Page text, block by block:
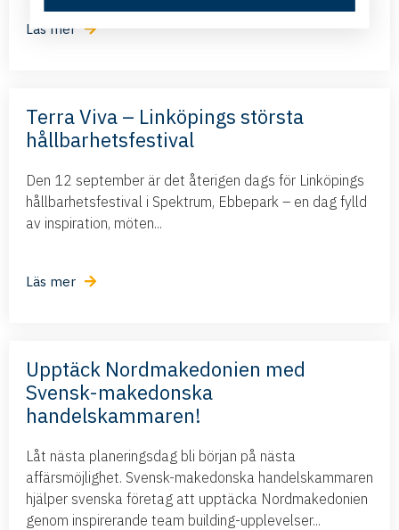
Läs mer
Terra Viva – Linköpings största
hållbarhetsfestival
Den 12 september är det återigen dags för Linköpings
hållbarhetsfestival i Spektrum, Ebbepark – en dag fylld
av inspiration, möten...
Läs mer
Upptäck Nordmakedonien med
Svensk-makedonska
handelskammaren!
Låt nästa planeringsdag bli början på nästa
affärsmöjlighet. Svensk-makedonska handelskammaren
hjälper svenska företag att upptäcka Nordmakedonien
genom inspirerande team building-upplevelser...